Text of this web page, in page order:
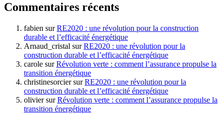
Commentaires récents
fabien surRE2020 : une révolution pour la construction
durable et l’efficacité énergétique
Arnaud_cristal surRE2020 : une révolution pour la
construction durable et l’efficacité énergétique
carole surRévolution verte : comment l’assurance propulse la
transition énergétique
christinesorciersurRE2020 : une révolution pour la
construction durable et l’efficacité énergétique
oliviersurRévolution verte : comment l’assurance propulse la
transition énergétique